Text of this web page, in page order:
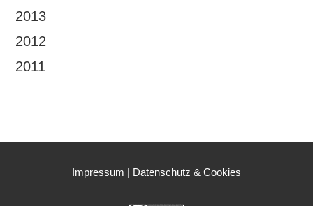
2013
2012
2011
Impressum | Datenschutz & Cookies